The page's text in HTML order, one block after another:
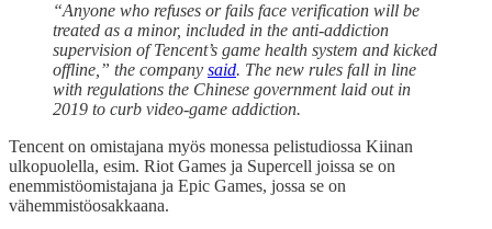
“Anyone who refuses or fails face verification will be
treated as a minor, included in the anti-addiction
supervision of Tencent’s game health system and kicked
offline,” the company said. The new rules fall in line
with regulations the Chinese government laid out in
2019 to curb video-game addiction.
Tencent on omistajana myös monessa pelistudiossa Kiinan
ulkopuolella, esim. Riot Games ja Supercell joissa se on
enemmistöomistajana ja Epic Games, jossa se on
vähemmistöosakkaana.